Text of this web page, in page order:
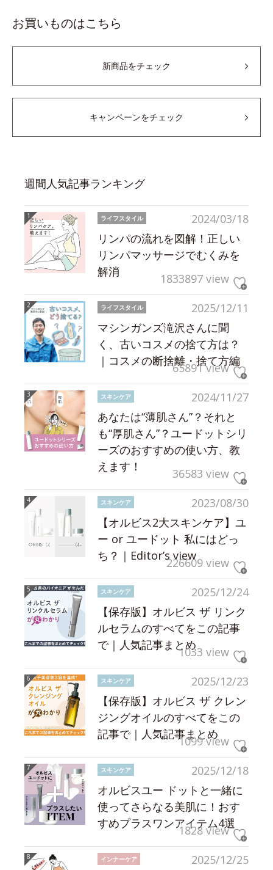
お買いものはこちら
新商品をチェック
キャンペーンをチェック
週間人気記事ランキング
2024/03/18
ライフスタイル
リンパの流れを図解！正しい
リンパマッサージでむくみを
解消
1833897 view
2025/12/11
ライフスタイル
マシンガンズ滝沢さんに聞
く、古いコスメの捨て方は？
｜コスメの断捨離・捨て方編
65891 view
2024/11/27
スキンケア
あなたは“薄肌さん”？それと
も“厚肌さん”？ユードットシリ
ーズのおすすめの使い方、教
えます！
36583 view
2023/08/30
スキンケア
【オルビス2大スキンケア】ユ
ー or ユードット 私にはどっ
ち？｜Editor’s view226609 view
2025/12/24
スキンケア
【保存版】オルビス ザ リンク
ルセラムのすべてをこの記事
で｜人気記事まとめ1033 view
2025/12/23
スキンケア
【保存版】オルビス ザ クレン
ジングオイルのすべてをこの
記事で｜人気記事まとめ
1099 view
2025/12/18
スキンケア
オルビスユー ドットと一緒に
使ってさらなる美肌に！おす
すめプラスワンアイテム4選
1828 view
2025/12/25
インナーケア